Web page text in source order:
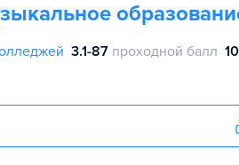
3.1-87 проходной балл